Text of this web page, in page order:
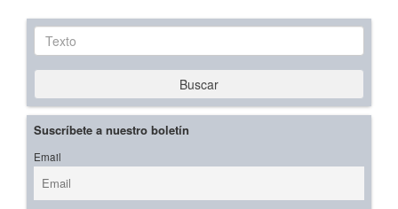
Texto
Buscar
Suscríbete a nuestro boletín
Email